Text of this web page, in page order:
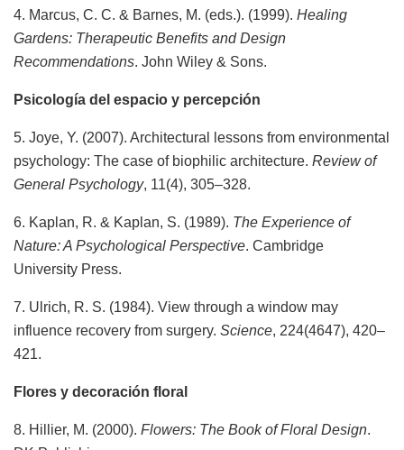
4. Marcus, C. C. & Barnes, M. (eds.). (1999). Healing
Gardens: Therapeutic Benefits and Design
Recommendations. John Wiley & Sons.
Psicología del espacio y percepción
5. Joye, Y. (2007). Architectural lessons from environmental
psychology: The case of biophilic architecture. Review of
General Psychology, 11(4), 305–328.
6. Kaplan, R. & Kaplan, S. (1989). The Experience of
Nature: A Psychological Perspective. Cambridge
University Press.
7. Ulrich, R. S. (1984). View through a window may
influence recovery from surgery. Science, 224(4647), 420–
421.
Flores y decoración floral
8. Hillier, M. (2000). Flowers: The Book of Floral Design.